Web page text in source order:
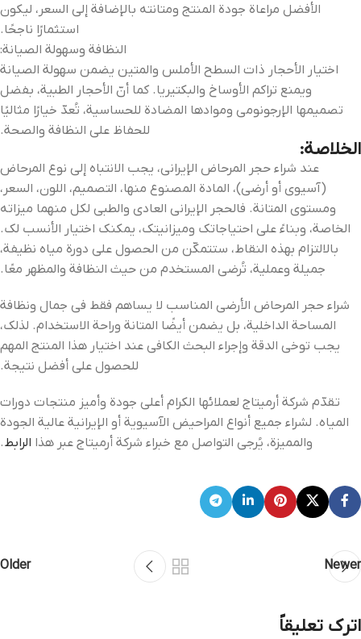
الأفضل مراعاة جودة المنتج ومتانته بالإضافة إلى السعر، ليكون
استثمارًا ناجحًا.
النظافة وسهولة الصيانة:
اختيار الأحجار ذات السطح الأملس والمتين يضمن سهولة الصيانة
ويمنع تراكم الأوساخ والبكتيريا. كما أنّ الأحجار الطبية، بفضل
تصميمها الإرجونومي وموادها المضادة للحساسية، تُعدّ خيارًا مثاليًا
للحفاظ على النظافة والصحة.
الخلاصة:
عند شراء حجر المرحاض الإيراني، يجب الانتباه إلى نوع المرحاض
(آسيوي أو أرضي)، المادة المصنوع منها، التصميم، اللون، السعر،
ومستوى المتانة. فالحجر الإيراني العادي والطبي لكل منهما ميزاته
الخاصة، وبناءً على احتياجاتك وميزانيتك، يمكنك اختيار الأنسب لك.
بالالتزام بهذه النقاط، ستتمكّن من الحصول على دورة مياه نظيفة،
جميلة وعملية، تُرضي المستخدم من حيث النظافة والمظهر معًا.
شراء حجر المرحاض الأرضي المناسب لا يساهم فقط في جمال ونظافة
المساحة الداخلية، بل يضمن أيضًا المتانة وراحة الاستخدام. لذلك،
يجب توخي الدقة وإجراء البحث الكافي عند اختيار هذا المنتج المهم
للحصول على أفضل نتيجة.
تقدّم شركة أرمیتاج لعملائها الكرام أعلى جودة وأميز منتجات دورات
المياه. لشراء جميع أنواع المراحيض الآسيوية أو الإيرانية عالية الجودة
والمميزة، يُرجى التواصل مع خبراء شركة أرمیتاج عبر هذا الرابط.
Newer
Older
اترك تعليقاً